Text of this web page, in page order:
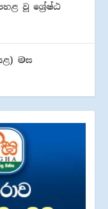
වූ ශ්‍රේෂ්ඨ
මස